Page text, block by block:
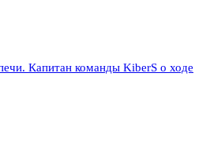
Капитан команды KiberS о ходе